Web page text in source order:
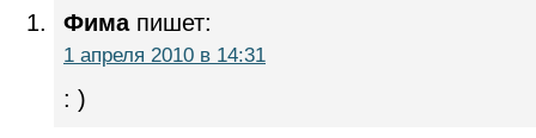
Фимапишет:
1 апреля 2010 в 14:31
: )